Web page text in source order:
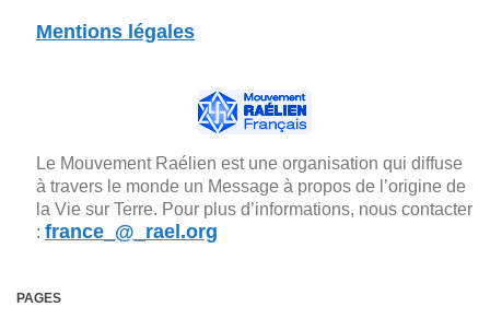
Mentions légales
Le Mouvement Raélien est une organisation qui diffuse
à travers le monde un Message à propos de l’origine de
la Vie sur Terre. Pour plus d’informations, nous contacter
: france_@_rael.org
PAGES